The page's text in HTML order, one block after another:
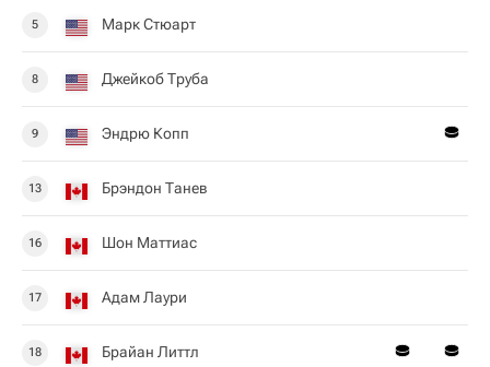
5 Марк Стюарт
8 Джейкоб Труба
9 Эндрю Копп
13 Брэндон Танев
16 Шон Маттиас
17 Адам Лаури
18 Брайан Литтл